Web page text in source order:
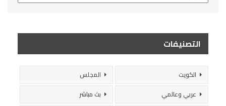
التصنيفات
الكويت
المجلس
عربي وعالمي
بث مباشر